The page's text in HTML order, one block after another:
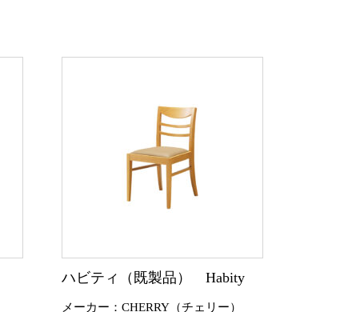
ハビティ（既製品） Habity
メーカー：CHERRY（チェリー）